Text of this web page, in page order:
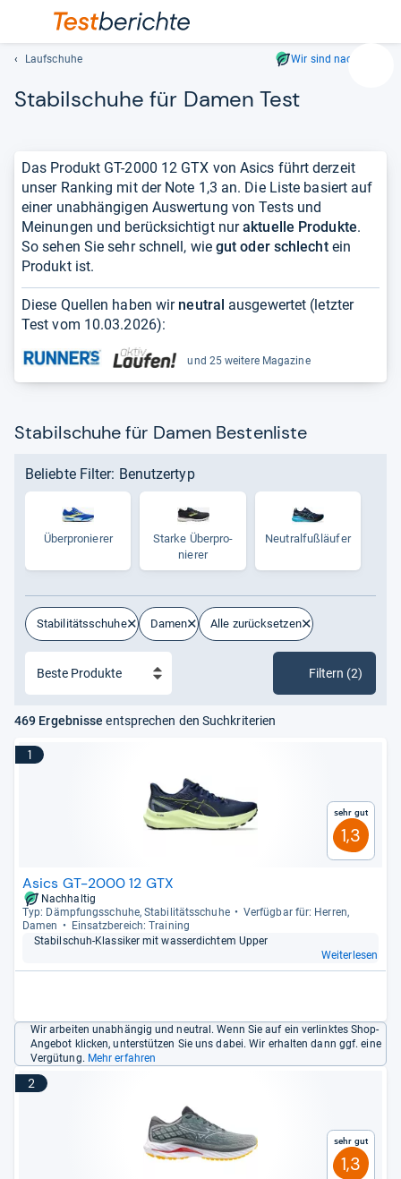
Zeichen
ein.
lassen
sich
Laufschuhe Wir sind nachhaltig
Sta­bil­schuhe für Damen Test
Das Produkt GT-2000 12 GTX von Asics führt derzeit
unser Ranking mit der Note 1,3 an. Die Liste basiert auf
einer unabhängigen Auswertung von Tests und
Meinungen und berücksichtigt nuraktuelle Produkte.
So sehen Sie sehr schnell, wie gut oder schlechtein
Produkt ist.
Diese Quellen haben wir neutral ausgewertet (letzter
Test vom 10.03.2026):
und 25 weitere Magazine
Stabilschuhe für Damen Bestenliste
Beliebte Filter: Benutzertyp
Über­pro­nie­rer
Starke Über­pro­
nie­rer
Neu­tral­fuß­läu­fer
Stabilitätsschuhe Damen Alle zurücksetzen
Filtern (2)
469 Ergebnisse entsprechen den Suchkriterien
1
Sehr gut
1,3
Asics GT-2000 12 GTX
Nachhaltig
Typ: Dämp­fungs­schuhe, Sta­bi­li­täts­schuhe
Ver­füg­bar für: Her­ren,
Damen
Ein­satz­be­reich: Trai­ning
Sta­bil­schuh-​Klas­si­ker mit was­ser­dich­tem Upper
Weiterlesen
Wir arbeiten unabhängig und neutral. Wenn Sie auf ein verlinktes Shop-
Angebot klicken, unterstützen Sie uns dabei. Wir erhalten dann ggf. eine
Vergütung. Mehr erfahren
2
Sehr gut
1,3